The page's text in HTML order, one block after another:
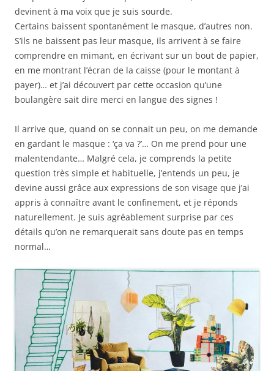
devinent à ma voix que je suis sourde.
Certains baissent spontanément le masque, d’autres non.
S’ils ne baissent pas leur masque, ils arrivent à se faire
comprendre en mimant, en écrivant sur un bout de papier,
en me montrant l’écran de la caisse (pour le montant à
payer)… et j’ai découvert par cette occasion qu’une
boulangère sait dire merci en langue des signes !
Il arrive que, quand on se connait un peu, on me demande
en gardant le masque : ‘ça va ?’… On me prend pour une
malentendante… Malgré cela, je comprends la petite
question très simple et habituelle, j’entends un peu, je
devine aussi grâce aux expressions de son visage que j’ai
appris à connaître avant le confinement, et je réponds
naturellement. Je suis agréablement surprise par ces
détails qu’on ne remarquerait sans doute pas en temps
normal…